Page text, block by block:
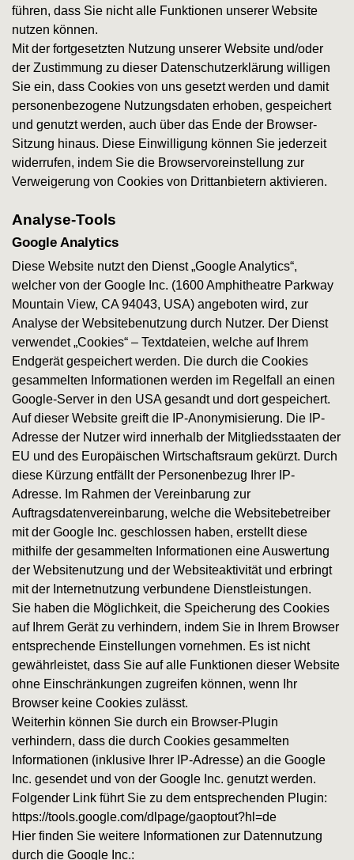
führen, dass Sie nicht alle Funktionen unserer Website
nutzen können.
Mit der fortgesetzten Nutzung unserer Website und/oder
der Zustimmung zu dieser Datenschutzerklärung willigen
Sie ein, dass Cookies von uns gesetzt werden und damit
personenbezogene Nutzungsdaten erhoben, gespeichert
und genutzt werden, auch über das Ende der Browser-
Sitzung hinaus. Diese Einwilligung können Sie jederzeit
widerrufen, indem Sie die Browservoreinstellung zur
Verweigerung von Cookies von Drittanbietern aktivieren.
Analyse-Tools
Google Analytics
Diese Website nutzt den Dienst „Google Analytics“,
welcher von der Google Inc. (1600 Amphitheatre Parkway
Mountain View, CA 94043, USA) angeboten wird, zur
Analyse der Websitebenutzung durch Nutzer. Der Dienst
verwendet „Cookies“ – Textdateien, welche auf Ihrem
Endgerät gespeichert werden. Die durch die Cookies
gesammelten Informationen werden im Regelfall an einen
Google-Server in den USA gesandt und dort gespeichert.
Auf dieser Website greift die IP-Anonymisierung. Die IP-
Adresse der Nutzer wird innerhalb der Mitgliedsstaaten der
EU und des Europäischen Wirtschaftsraum gekürzt. Durch
diese Kürzung entfällt der Personenbezug Ihrer IP-
Adresse. Im Rahmen der Vereinbarung zur
Auftragsdatenvereinbarung, welche die Websitebetreiber
mit der Google Inc. geschlossen haben, erstellt diese
mithilfe der gesammelten Informationen eine Auswertung
der Websitenutzung und der Websiteaktivität und erbringt
mit der Internetnutzung verbundene Dienstleistungen.
Sie haben die Möglichkeit, die Speicherung des Cookies
auf Ihrem Gerät zu verhindern, indem Sie in Ihrem Browser
entsprechende Einstellungen vornehmen. Es ist nicht
gewährleistet, dass Sie auf alle Funktionen dieser Website
ohne Einschränkungen zugreifen können, wenn Ihr
Browser keine Cookies zulässt.
Weiterhin können Sie durch ein Browser-Plugin
verhindern, dass die durch Cookies gesammelten
Informationen (inklusive Ihrer IP-Adresse) an die Google
Inc. gesendet und von der Google Inc. genutzt werden.
Folgender Link führt Sie zu dem entsprechenden Plugin:
https://tools.google.com/dlpage/gaoptout?hl=de
Hier finden Sie weitere Informationen zur Datennutzung
durch die Google Inc.: